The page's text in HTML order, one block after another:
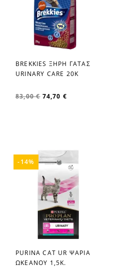
favorite_border
BREKKIES ΞΗΡΗ ΓΑΤΑΣ
URINARY CARE 20K
83,00 € 74,70 €
favorite_border
PURINA CAT UR ΨΑΡΙΑ
ΩΚΕΑΝΟΥ 1,5Κ.
-14%